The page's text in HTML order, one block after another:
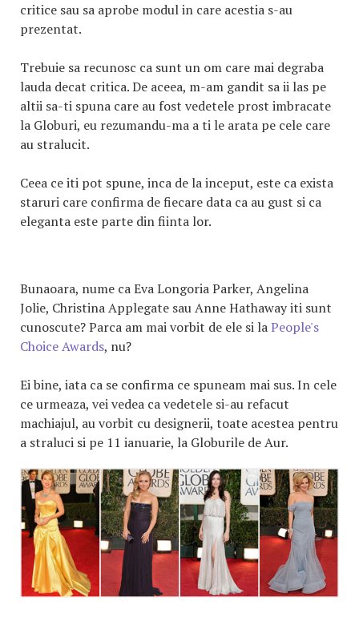
critice sau sa aprobe modul in care acestia s-au
prezentat.
Trebuie sa recunosc ca sunt un om care mai degraba
lauda decat critica. De aceea, m-am gandit sa ii las pe
altii sa-ti spuna care au fost vedetele prost imbracate
la Globuri, eu rezumandu-ma a ti le arata pe cele care
au stralucit.
Ceea ce iti pot spune, inca de la inceput, este ca exista
staruri care confirma de fiecare data ca au gust si ca
eleganta este parte din fiinta lor.
Bunaoara, nume ca Eva Longoria Parker, Angelina
Jolie, Christina Applegate sau Anne Hathaway iti sunt
cunoscute? Parca am mai vorbit de ele si laPeople's
Choice Awards, nu?
Ei bine, iata ca se confirma ce spuneam mai sus. In cele
ce urmeaza, vei vedea ca vedetele si-au refacut
machiajul, au vorbit cu designerii, toate acestea pentru
a straluci si pe 11 ianuarie, la Globurile de Aur.